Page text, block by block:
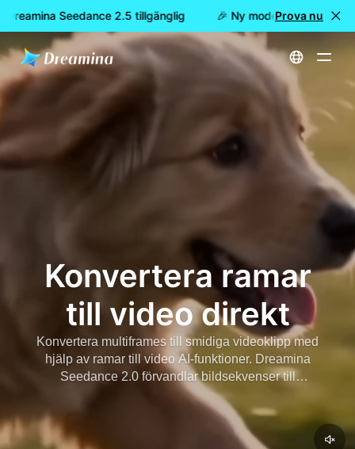
Seedance 2.5 tillgänglig 🎉 Ny modell är här: nu är
Prova nu
Hem Skapa Konvertera ramar till video direkt
Konvertera ramar
till video direkt
Konvertera multiframes till smidiga videoklipp med
hjälp av ramar till video AI-funktioner. Dreamina
Seedance 2.0 förvandlar bildsekvenser till
omedelbar rörelse direkt fri åtkomst, ingen väntekö
och topprankad prestanda i AI-videogenerering.